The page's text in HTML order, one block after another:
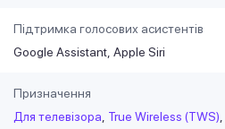
Підтримка голосових асистентів
Google Assistant Apple Siri
Призначення
Для телевізора True Wireless (TWS)